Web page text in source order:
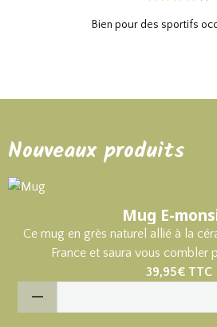
Bien pour des sportifs
Nouveaux produits
Mug E-
Ce mug en grès naturel allié à la
France et saura vous combler
39,95€ TTC